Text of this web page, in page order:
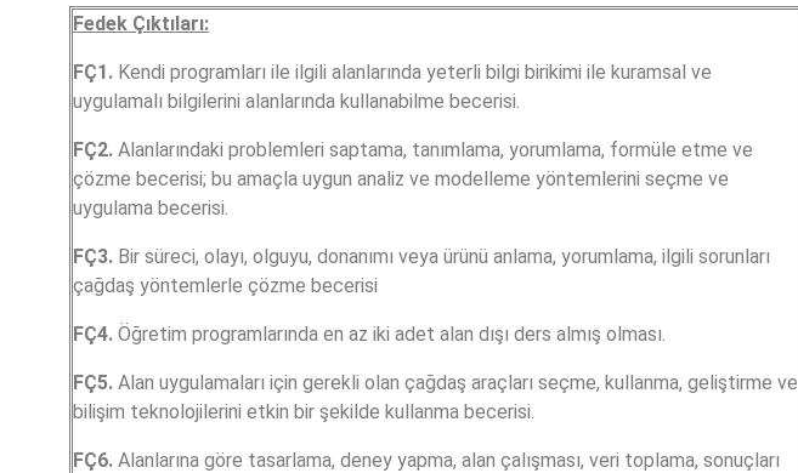
Fedek Çıktıları:
FÇ1. Kendi programları ile ilgili alanlarında yeterli bilgi birikimi ile kuramsal ve
uygulamalı bilgilerini alanlarında kullanabilme becerisi.
FÇ2. Alanlarındaki problemleri saptama, tanımlama, yorumlama, formüle etme ve
çözme becerisi; bu amaçla uygun analiz ve modelleme yöntemlerini seçme ve
uygulama becerisi.
FÇ3. Bir süreci, olayı, olguyu, donanımı veya ürünü anlama, yorumlama, ilgili sorunları
çağdaş yöntemlerle çözme becerisi
FÇ4. Öğretim programlarında en az iki adet alan dışı ders almış olması.
FÇ5. Alan uygulamaları için gerekli olan çağdaş araçları seçme, kullanma, geliştirme ve
bilişim teknolojilerini etkin bir şekilde kullanma becerisi.
FÇ6. Alanlarına göre tasarlama, deney yapma, alan çalışması, veri toplama, sonuçları